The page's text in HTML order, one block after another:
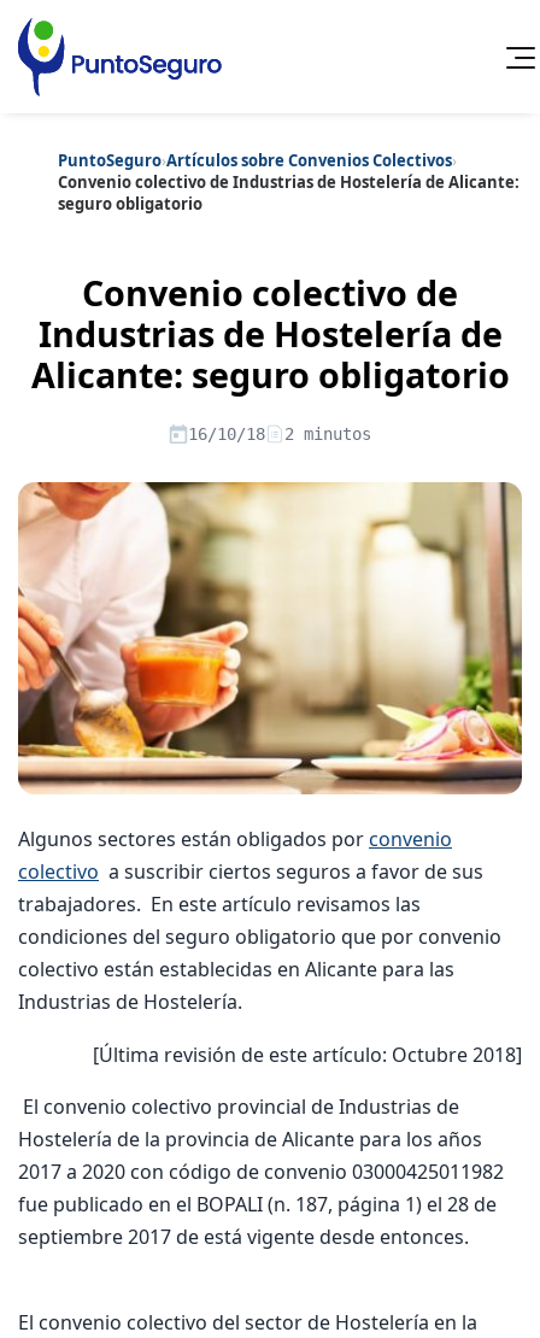
Cancelar
Artículos sobre Otros Seguros
Artículos sobre Seguros de Auto
Artículos sobre Seguros de Hogar
Artículos sobre Seguros de SaludContenido extra
Artículos sobre Convenios Colectivos
Artículos sobre Seguros de Vida Hipoteca
Artículos sobre la Jubilación
PuntoSeguro›Artículos sobre Convenios Colectivos›
Convenio colectivo de Industrias de Hostelería de Alicante:
seguro obligatorio
Convenio colectivo de
Industrias de Hostelería de
Alicante: seguro obligatorio
16/10/18 2 minutos
Algunos sectores están obligados porconvenio
colectivo a suscribir ciertos seguros a favor de sus
trabajadores. En este artículo revisamos las
condiciones del seguro obligatorio que por convenio
colectivo están establecidas en Alicante para las
Industrias de Hostelería.
[Última revisión de este artículo: Octubre 2018]
El convenio colectivo provincial de Industrias de
Hostelería de la provincia de Alicante para los años
2017 a 2020 con código de convenio 03000425011982
fue publicado en el BOPALI (n. 187, página 1) el 28 de
septiembre 2017 de está vigente desde entonces.
El convenio colectivo del sector de Hostelería en la